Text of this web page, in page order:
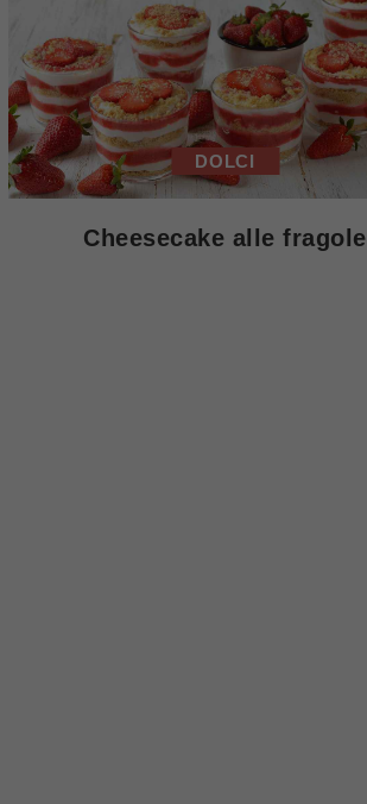
DOLCI
Cheesecake alle fragole